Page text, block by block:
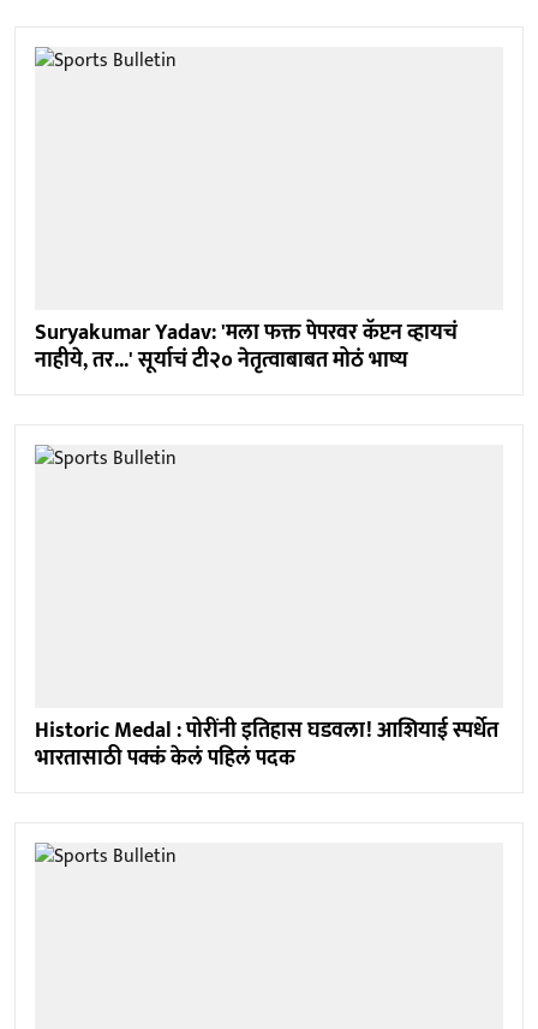
Suryakumar Yadav: 'मला फक्त पेपरवर कॅप्टन व्हायचं
नाहीये, तर...' सूर्याचं टी२० नेतृत्वाबाबत मोठं भाष्य
Historic Medal : पोरींनी इतिहास घडवला! आशियाई स्पर्धेत
भारतासाठी पक्कं केलं पहिलं पदक